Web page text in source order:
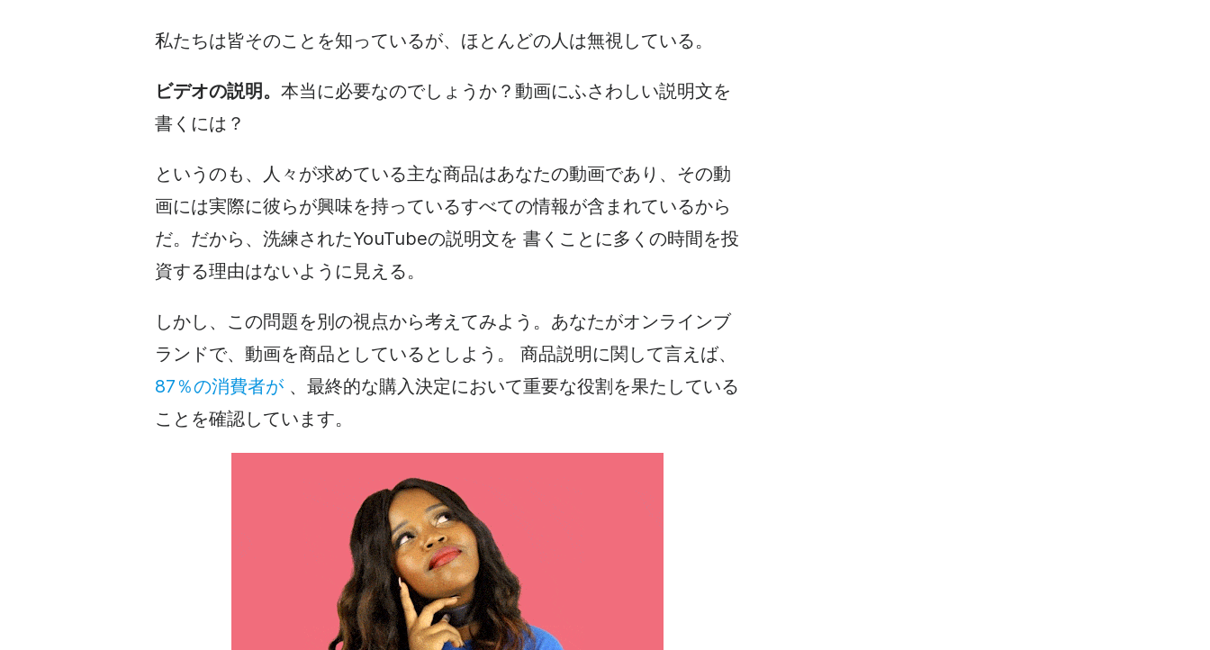
私たちは皆そのことを知っているが、ほとんどの人は無視している。
ビデオの説明。 本当に必要なのでしょうか？動画にふさわしい説明文を
書くには？
というのも、人々が求めている主な商品はあなたの動画であり、その動
画には実際に彼らが興味を持っているすべての情報が含まれているから
だ。だから、洗練されたYouTubeの説明文を 書く ことに多くの時間を投
資する理由はないように見える。
しかし、この問題を別の視点から考えてみよう。 あなたがオンラインブ
ランドで、 動画を商品としているとしよう。 商品説明に関して言えば、
87％の消費者が 、最終的な購入決定において重要な役割を果たしている
ことを確認しています。